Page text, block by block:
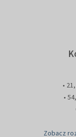
•
•
Zobacz